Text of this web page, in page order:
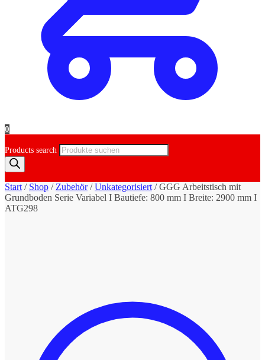
0
Products search
Start / Shop / Zubehör/Unkategorisiert /GGG Arbeitstisch mit
Grundboden Serie Variabel I Bautiefe: 800 mm I Breite: 2900 mm I
ATG298